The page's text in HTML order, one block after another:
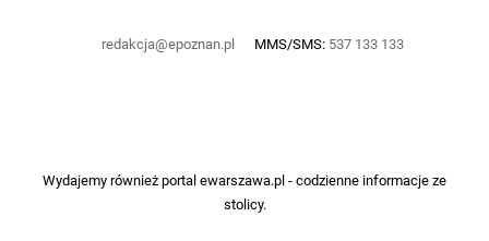
redakcja@epoznan.pl MMS/SMS: 537 133 133
Wydajemy również portalewarszawa.pl- codzienne informacje ze
stolicy.